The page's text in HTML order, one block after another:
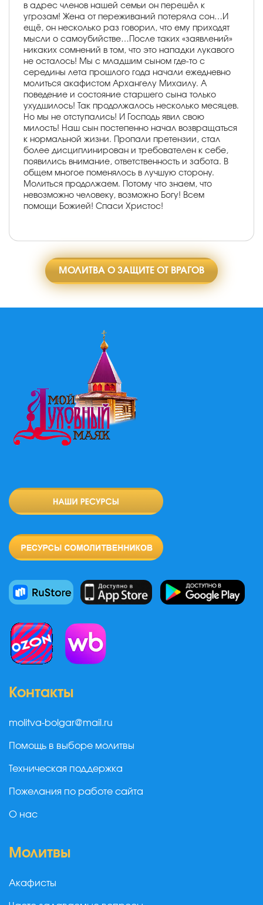
в адрес членов нашей семьи он перешёл к
угрозам! Жена от переживаний потеряла сон…И
ещё, он несколько раз говорил, что ему приходят
мысли о самоубийстве…После таких «заявлений»
никаких сомнений в том, что это нападки лукавого
не осталось! Мы с младшим сыном где-то с
середины лета прошлого года начали ежедневно
молиться акафистом Архангелу Михаилу. А
поведение и состояние старшего сына только
ухудшилось! Так продолжалось несколько месяцев.
Но мы не отступались! И Господь явил свою
милость! Наш сын постепенно начал возвращаться
к нормальной жизни. Пропали претензии, стал
более дисциплинирован и требователен к себе,
появились внимание, ответственность и забота. В
общем многое поменялось в лучшую сторону.
Молиться продолжаем. Потому что знаем, что
невозможно человеку, возможно Богу! Всем
помощи Божией! Спаси Христос!
МОЛИТВА О ЗАЩИТЕ ОТ ВРАГОВ
Контакты
molitva-bolgar@mail.ru
Помощь в выборе молитвы
Техническая поддержка
Пожелания по работе сайта
О нас
Молитвы
Акафисты